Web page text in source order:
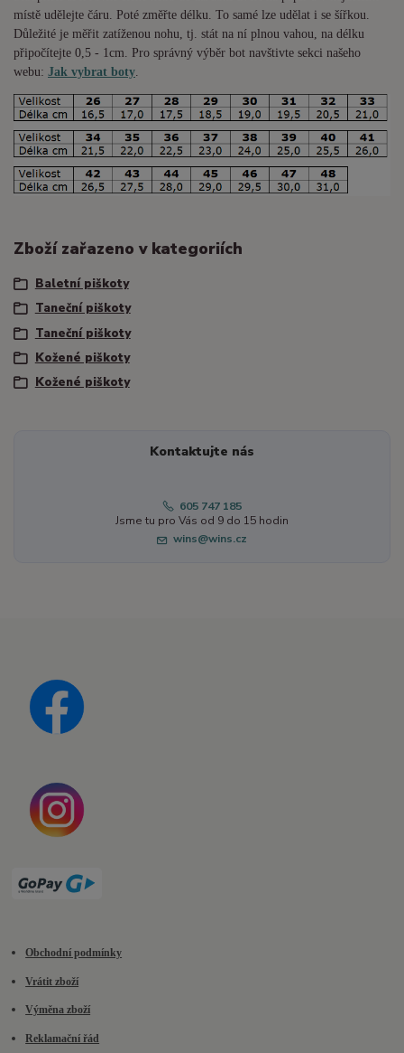
místě udělejte čáru. Poté změřte délku. To samé lze udělat i se šířkou.
Důležité je měřit zatíženou nohu, tj. stát na ní plnou vahou, na délku
připočítejte 0,5 - 1cm . Pro správný výběr bot navštivte sekci našeho
webu: Jak vybrat boty
Zboží zařazeno v kategoriích
Baletní piškoty
Taneční piškoty
Taneční piškoty
Kožené piškoty
Kožené piškoty
Kontaktujte nás
605 747 185
Jsme tu pro Vás od 9 do 15 hodin
wins@wins.cz
Obchodní podmínky
Vrátit zboží
Výměna zboží
Reklamační řád